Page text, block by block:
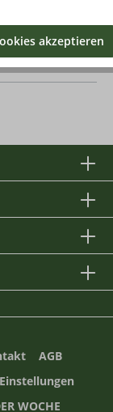
Säge aus
AGB
WOCHE
akzeptieren